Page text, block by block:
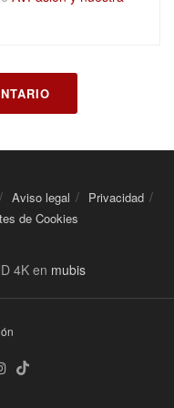
Aviso legal
Privacidad
de Cookies
4K en mubis